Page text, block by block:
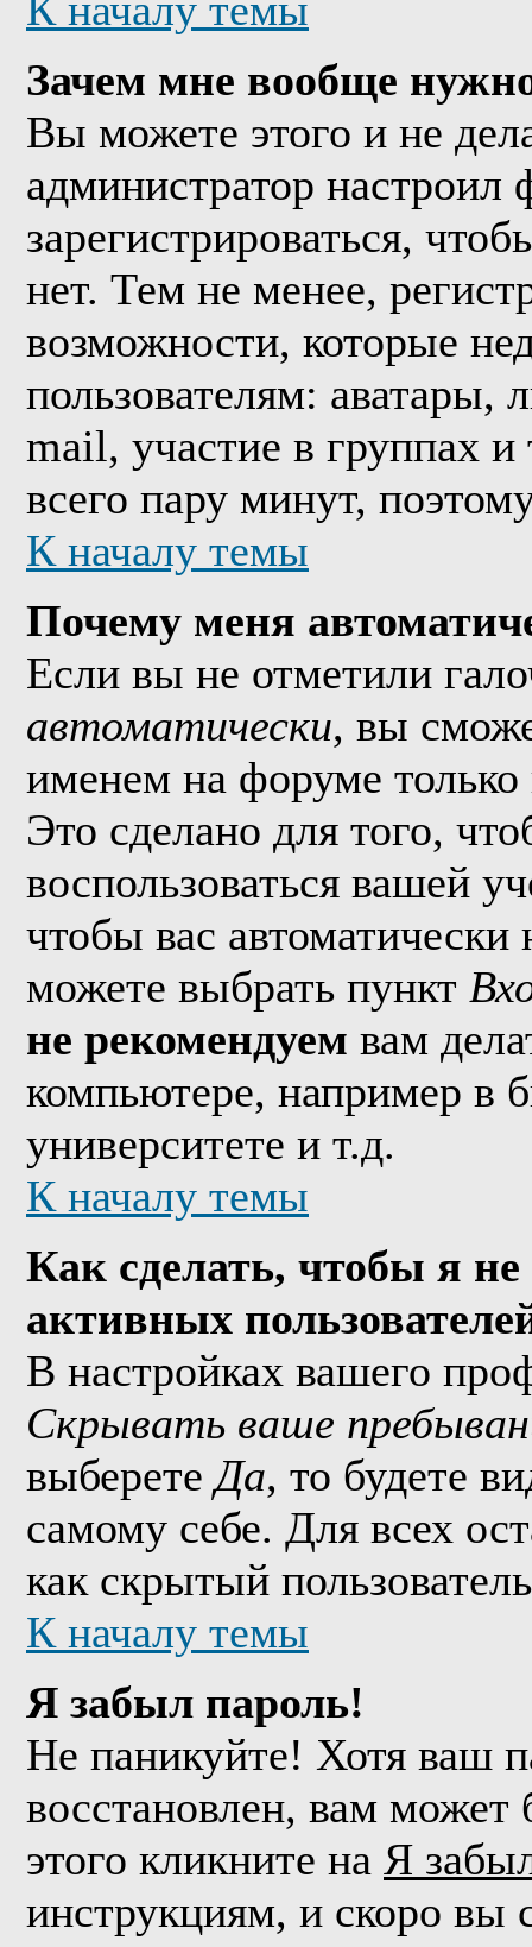
Зачем мне вообще
Вы можете этого и не
администратор
зарегистрироваться,
нет. Тем не менее,
возможности, которые
пользователям: аватары,
mail, участие в группах и
всего пару минут,
К началу темы
Почему меня
Если вы не отметили
автоматически, вы
именем на форуме только
Это сделано для того,
воспользоваться вашей
чтобы вас
можете выбрать пункт
не рекомендуем вам
компьютере, например в
университете и т.д.
К началу темы
Как сделать, чтобы я
активных
В настройках вашего
Скрывать ваше
выберетеДа, то будете
самому себе. Для всех
как скрытый
К началу темы
Я забыл пароль!
Не паникуйте! Хотя ваш
восстановлен, вам
этого кликните на Я
инструкциям, и скоро вы